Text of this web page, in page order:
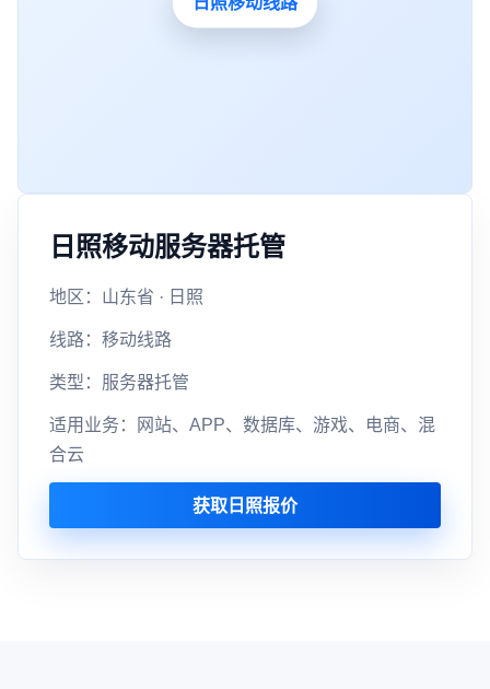
日照移动服务器托管
地区：山东省 · 日照
线路：移动线路
类型：服务器托管
适用业务：网站、APP、数据库、游戏、电商、混
合云
获取日照报价